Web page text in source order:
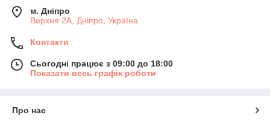
м. Дніпро
Верхня 2А, Дніпро, Україна
Контакти
Сьогодні працює з 09:00 до 18:00
Показати весь графік роботи
Про нас